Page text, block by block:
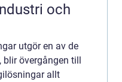
och
utgör en av de
övergången till
allt